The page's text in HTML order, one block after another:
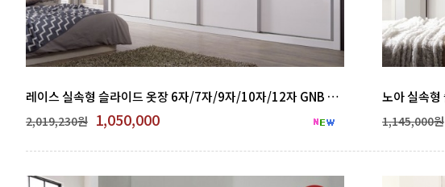
레이스 실속형 슬라이드 옷장 6자/7자/9자/10자/12자 GNB 500-23
2,019,230원 1,050,000 1,145,000원